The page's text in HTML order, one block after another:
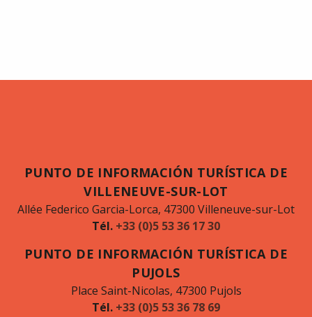
PUNTO DE INFORMACIÓN TURÍSTICA DE
VILLENEUVE-SUR-LOT
Allée Federico Garcia-Lorca, 47300 Villeneuve-sur-Lot
Tél. +33 (0)5 53 36 17 30
PUNTO DE INFORMACIÓN TURÍSTICA DE
PUJOLS
Place Saint-Nicolas, 47300 Pujols
Tél. +33 (0)5 53 36 78 69